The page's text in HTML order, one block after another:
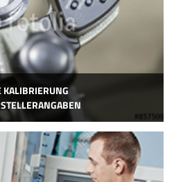
KALIBRIERUNG